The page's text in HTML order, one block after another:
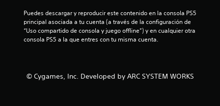
c
i
e
Puedes descargar y reproducir este contenido en la consola PS5
principal asociada a tu cuenta (a través de la configuración de
“Uso compartido de consola y juego offline”) y en cualquier otra
consola PS5 a la que entres con tu misma cuenta.
© Cygames, Inc. Developed by ARC SYSTEM WORKS